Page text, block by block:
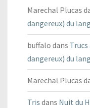
Marechal Plucas
dangereux) du
buffalo dans
dangereux) du
Marechal Plucas
Tris dans Nuit du